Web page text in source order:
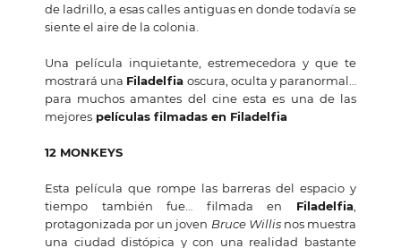
de ladrillo, a esas calles antiguas en donde todavía se
siente el aire de la colonia.
Una película inquietante, estremecedora y que te
mostrará una Filadelfia oscura, oculta y paranormal…
para muchos amantes del cine esta es una de las
mejores películas filmadas en Filadelfia
12 MONKEYS
Esta película que rompe las barreras del espacio y
tiempo también fue… filmada en Filadelfia
protagonizada por un joven Bruce Willisnos muestra
una ciudad distópica y con una realidad bastante